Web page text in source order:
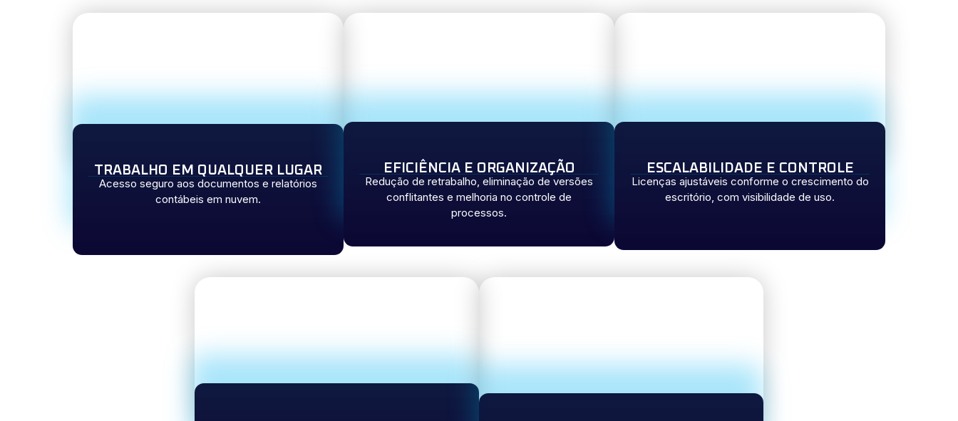
TRABALHO EM QUALQUER LUGAR
Acesso seguro aos documentos e relatórios
contábeis em nuvem.
EFICIÊNCIA E ORGANIZAÇÃO
Redução de retrabalho, eliminação de versões
conflitantes e melhoria no controle de
processos.
ESCALABILIDADE E CONTROLE
Licenças ajustáveis conforme o crescimento do
escritório, com visibilidade de uso.